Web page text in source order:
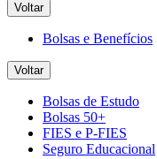
Voltar
Bolsas e Benefícios
Voltar
Bolsas de Estudo
Bolsas 50+
FIES e P-FIES
Seguro Educacional